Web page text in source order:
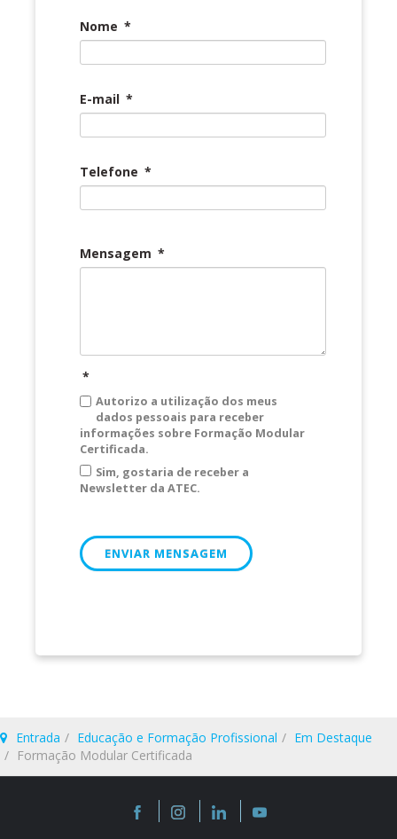
Nome *
E-mail *
Telefone *
Mensagem *
*
Autorizo a utilização dos meus
dados pessoais para receber
informações sobre Formação Modular
Certificada.
Sim, gostaria de receber a
Newsletter da ATEC.
ENVIAR MENSAGEM
Entrada Educação e Formação Profissional
Em Destaque
Formação Modular Certificada